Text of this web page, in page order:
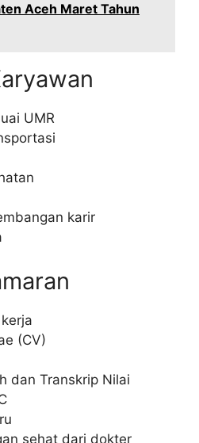
Aceh Maret Tahun
UMR
karir
(CV)
dan Transkrip Nilai
sehat dari dokter